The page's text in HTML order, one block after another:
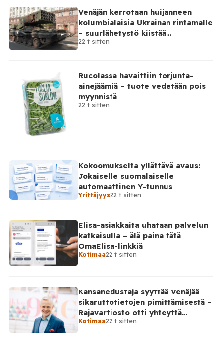
Venäjän kerrotaan huijanneen
kolumbialaisia Ukrainan rintamalle
– suurlähetystö kiistää
osallisuutensa
22 t sitten
Rucolassa havaittiin torjunta-
ainejäämiä – tuote vedetään pois
myynnistä
22 t sitten
Kokoomukselta yllättävä avaus:
Jokaiselle suomalaiselle
automaattinen Y-tunnus
Yrittäjyys22 t sitten
Elisa-asiakkaita uhataan palvelun
katkaisulla – älä paina tätä
OmaElisa-linkkiä
Kotimaa22 t sitten
Kansanedustaja syyttää Venäjää
sikaruttotietojen pimittämisestä –
Rajavartiosto otti yhteyttä
Venäjälle
Kotimaa22 t sitten